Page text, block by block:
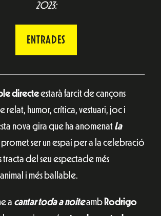
2023:
ENTRADES
directeestarà farcit de cançons
relat, humor, crítica, vestuari, joc i
nova gira que ha anomenat La
ser un espai per a la celebració
tracta del seu espectacle més
i més ballable.
a cantar toda a noiteamb Rodrigo